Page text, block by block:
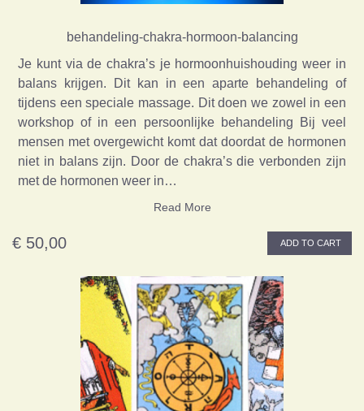
behandeling-chakra-hormoon-balancing
Je kunt via de chakra’s je hormoonhuishouding weer in
balans krijgen. Dit kan in een aparte behandeling of
tijdens een speciale massage. Dit doen we zowel in een
workshop of in een persoonlijke behandeling Bij veel
mensen met overgewicht komt dat doordat de hormonen
niet in balans zijn. Door de chakra’s die verbonden zijn
met de hormonen weer in…
Read More
€ 50,00 ADD TO CART